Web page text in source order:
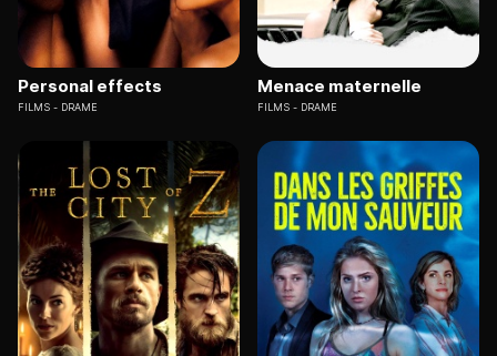
Personal effects
FILMS DRAME
Menace maternelle
FILMS DRAME